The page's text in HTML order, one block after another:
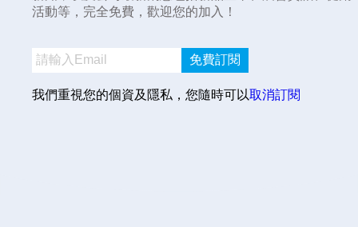
活動等，完全免費，歡迎您的加入！
免費訂閱
我們重視您的個資及隱私，您隨時可以取消訂閱